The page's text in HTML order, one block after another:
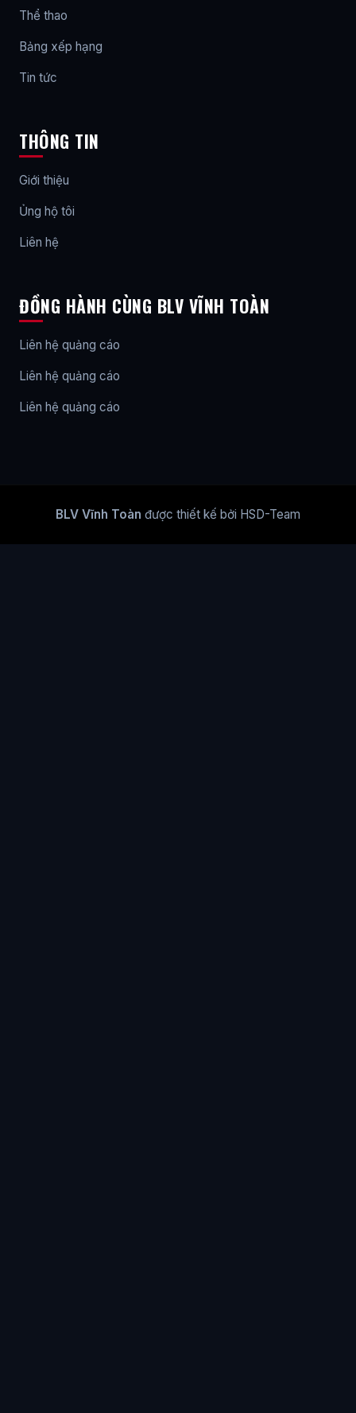
Thể thao
Bảng xếp hạng
Tin tức
THÔNG TIN
Giới thiệu
Ủng hộ tôi
Liên hệ
ĐỒNG HÀNH CÙNG BLV VĨNH TOÀN
Liên hệ quảng cáo
Liên hệ quảng cáo
Liên hệ quảng cáo
BLV Vĩnh Toàn được thiết kế bởi HSD-Team